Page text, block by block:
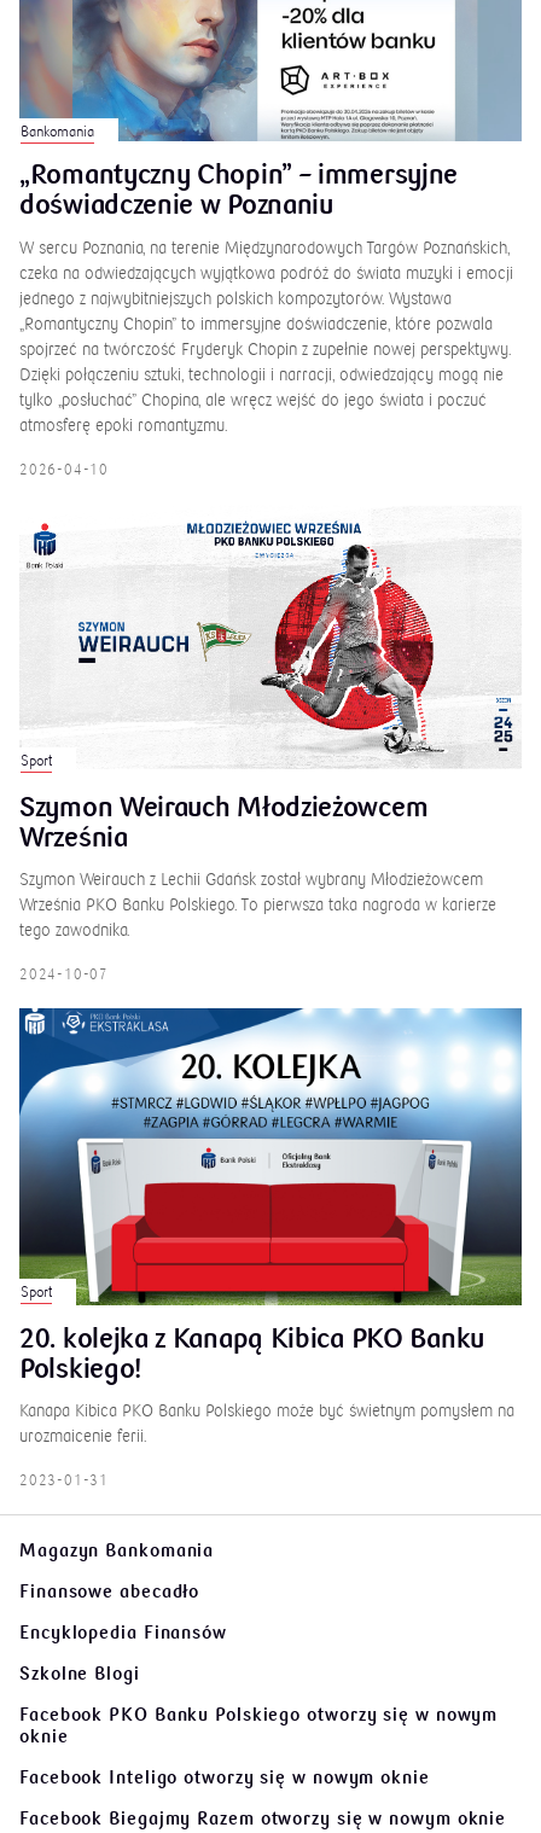
Bankomania
„Romantyczny Chopin” – immersyjne
doświadczenie w Poznaniu
W sercu Poznania, na terenie Międzynarodowych Targów Poznańskich,
czeka na odwiedzających wyjątkowa podróż do świata muzyki i emocji
jednego z najwybitniejszych polskich kompozytorów. Wystawa
„Romantyczny Chopin” to immersyjne doświadczenie, które pozwala
spojrzeć na twórczość Fryderyk Chopin z zupełnie nowej perspektywy.
Dzięki połączeniu sztuki, technologii i narracji, odwiedzający mogą nie
tylko „posłuchać” Chopina, ale wręcz wejść do jego świata i poczuć
atmosferę epoki romantyzmu.
2026-04-10
Sport
Szymon Weirauch Młodzieżowcem
Września
Szymon Weirauch z Lechii Gdańsk został wybrany Młodzieżowcem
Września PKO Banku Polskiego. To pierwsza taka nagroda w karierze
tego zawodnika.
2024-10-07
Sport
20. kolejka z Kanapą Kibica PKO Banku
Polskiego!
Kanapa Kibica PKO Banku Polskiego może być świetnym pomysłem na
urozmaicenie ferii.
2023-01-31
Magazyn Bankomania
Finansowe abecadło
Encyklopedia Finansów
Szkolne Blogi
Facebook PKO Banku Polskiego otworzy się w nowym
oknie
Facebook Inteligo otworzy się w nowym oknie
Facebook Biegajmy Razem otworzy się w nowym oknie